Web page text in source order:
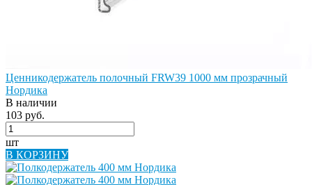
Ценникодержатель полочный FRW39 1000 мм прозрачный
Нордика
В наличии
103 руб.
шт
В КОРЗИНУ